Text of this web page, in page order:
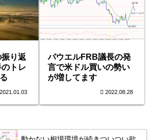
り返
トレ
2021.01.03
パウエルFRB議長の発
言で米ドル買いの勢い
が増してます
2022.08.28